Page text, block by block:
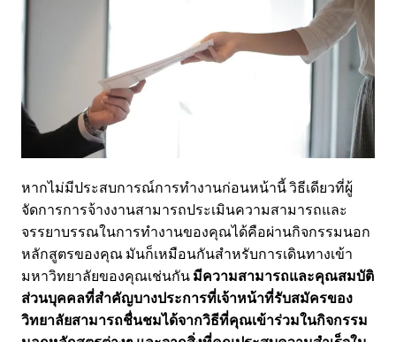
หากไม่มีประสบการณ์การทำงานก่อนหน้านี้ วิธีเดียวที่ผู้
จัดการการจ้างงานสามารถประเมินความสามารถและ
จรรยาบรรณในการทำงานของคุณได้คือผ่านกิจกรรมนอก
หลักสูตรของคุณ มันก็เหมือนกันสำหรับการเดินทางเข้า
มหาวิทยาลัยของคุณเช่นกัน มีความสามารถและคุณสมบัติ
ส่วนบุคคลที่สำคัญบางประการที่เจ้าหน้าที่รับสมัครของ
วิทยาลัยสามารถชื่นชมได้จากวิธีที่คุณเข้าร่วมในกิจกรรม